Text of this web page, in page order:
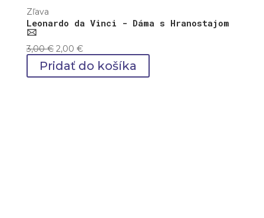
Zľava
Leonardo da Vinci - Dáma s Hranostajom
🖂
3,00€ Pôvodná
cena
bola:
2,00 €Aktuálna
cena
je:
Pridať do košíka